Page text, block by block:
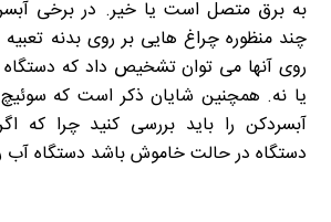
به برق متصل است یا خیر. در برخی
چند منظوره چراغ هایی بر روی بدنه
روی آنها می توان تشخیص داد که
یا نه. همچنین شایان ذکر است که
آبسردکن را باید بررسی کنید چرا که
دستگاه در حالت خاموش باشد دستگاه آب